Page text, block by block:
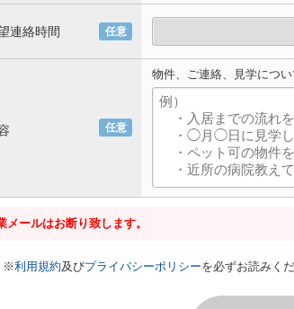
連絡時間 任意
任意
物件、ご連絡、見学につ
メールはお断り致します。
※利用規約及びプライバシーポリシーを必ずお読みく